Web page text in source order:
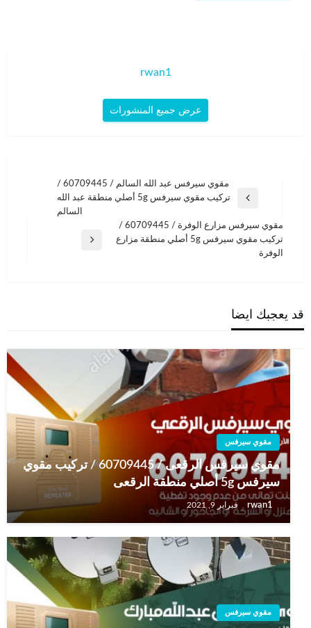
rwan1
عرض جميع المنشورات
المقالات
المقالة
مقوي سيرفس عبد الله السالم / 60709445 /
تركيب مقوي سيرفس 5g أصلي منطقة عبد الله
السالم
المقالة
التالية
مقوي سيرفس مزارع الوفرة / 60709445 /
تركيب مقوي سيرفس 5g أصلي منطقة مزارع
الوفرة
قد يعجبك ايضا
مقوي سيرفس
مقوي سيرفس الرقعى / 60709445 / تركيب مقوي
سيرفس 5g أصلي منطقة الرقعى
rwan1 فبراير 9, 2021
مقوي سيرفس